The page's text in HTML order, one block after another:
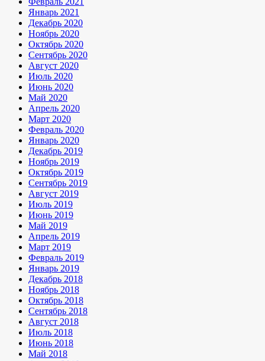
Январь 2021
Декабрь 2020
Ноябрь 2020
Октябрь 2020
Сентябрь 2020
Август 2020
Июль 2020
Июнь 2020
Май 2020
Апрель 2020
Март 2020
Февраль 2020
Январь 2020
Декабрь 2019
Ноябрь 2019
Октябрь 2019
Сентябрь 2019
Август 2019
Июль 2019
Июнь 2019
Май 2019
Апрель 2019
Март 2019
Февраль 2019
Январь 2019
Декабрь 2018
Ноябрь 2018
Октябрь 2018
Сентябрь 2018
Август 2018
Июль 2018
Июнь 2018
Май 2018